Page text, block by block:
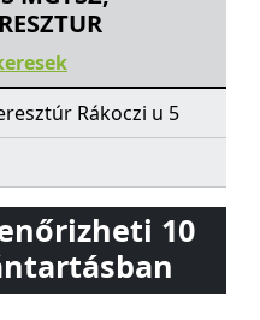
Rákoczi u 5
10